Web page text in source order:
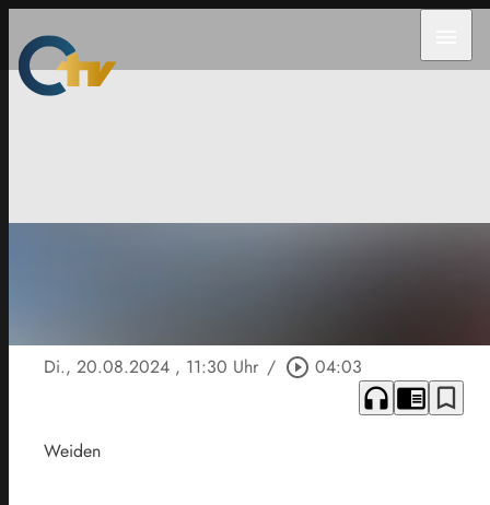
Di., 20.08.2024 , 11:30 Uhr / play_circle_outline 04:03
headphones chrome_reader_mode bookmark_border
Weiden